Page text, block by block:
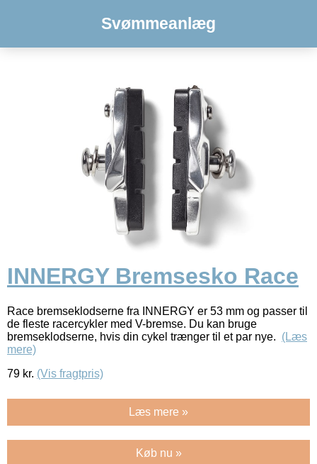
Svømmeanlæg
INNERGY Bremsesko Race
Race bremseklodserne fra INNERGY er 53 mm og passer til
de fleste racercykler med V-bremse. Du kan bruge
bremseklodserne, hvis din cykel trænger til et par nye. (Læs
mere)
79 kr. (Vis fragtpris)
Læs mere »
Køb nu »